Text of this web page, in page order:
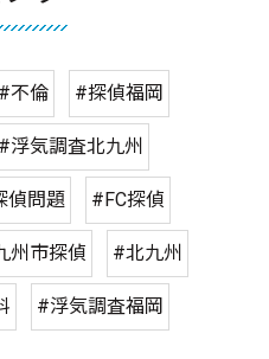
#不倫 #探偵福岡
#浮気調査北九州
偵問題 #FC探偵
州市探偵 #北九州
#浮気調査福岡